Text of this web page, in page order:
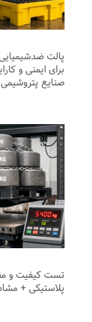
پالت
برای ایمنی و
صنایع پتروشیمی
تست کیفیت و
پلاستیکی +